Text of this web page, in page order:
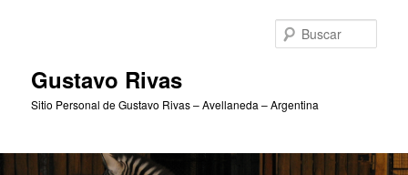
Gustavo Rivas
Sitio Personal de Gustavo Rivas – Avellaneda – Argentina